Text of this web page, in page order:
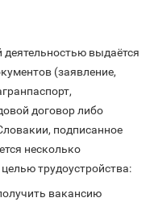
деятельностью выдаётся
(заявление,
договор либо
подписанное
несколько
трудоустройства:
вакансию